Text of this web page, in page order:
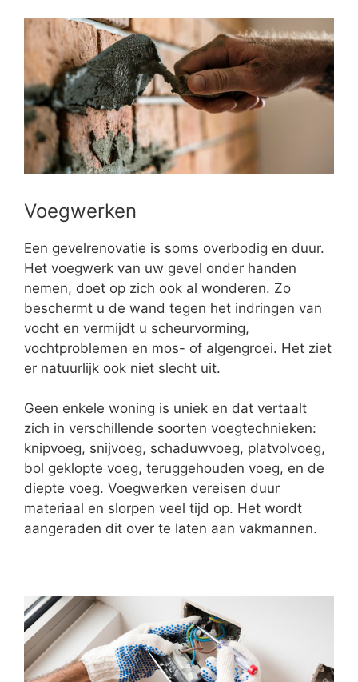
Voegwerken
Een gevelrenovatie is soms overbodig en duur.
Het voegwerk van uw gevel onder handen
nemen, doet op zich ook al wonderen. Zo
beschermt u de wand tegen het indringen van
vocht en vermijdt u scheurvorming,
vochtproblemen en mos- of algengroei. Het ziet
er natuurlijk ook niet slecht uit.
Geen enkele woning is uniek en dat vertaalt
zich in verschillende soorten voegtechnieken:
knipvoeg, snijvoeg, schaduwvoeg, platvolvoeg,
bol geklopte voeg, teruggehouden voeg, en de
diepte voeg. Voegwerken vereisen duur
materiaal en slorpen veel tijd op. Het wordt
aangeraden dit over te laten aan vakmannen.